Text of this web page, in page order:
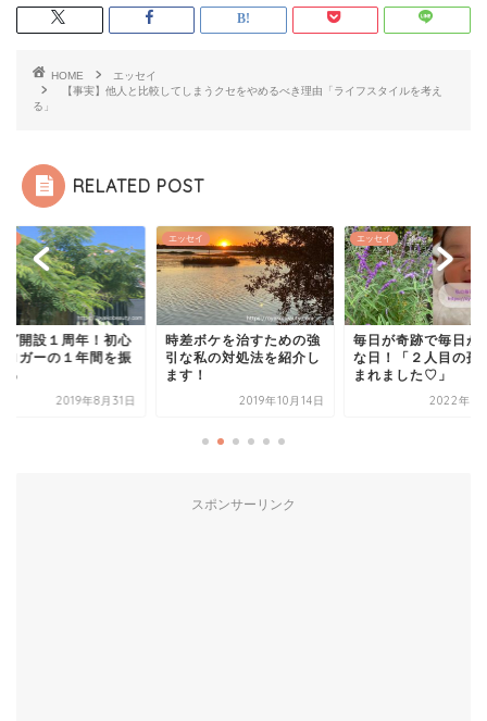
HOME
エッセイ
【事実】他人と比較してしまうクセをやめるべき理由「ライフスタイルを考え
る」
RELATED POST
グ開設１周年！初心
ロガーの１年間を振
る
2019年8月31日
エッセイ
時差ボケを治すための強
引な私の対処法を紹介し
ます！
2019年10月14日
エッセイ
毎日が奇跡で毎日が
な日！「２人目の孫
まれました♡」
2022年10
スポンサーリンク